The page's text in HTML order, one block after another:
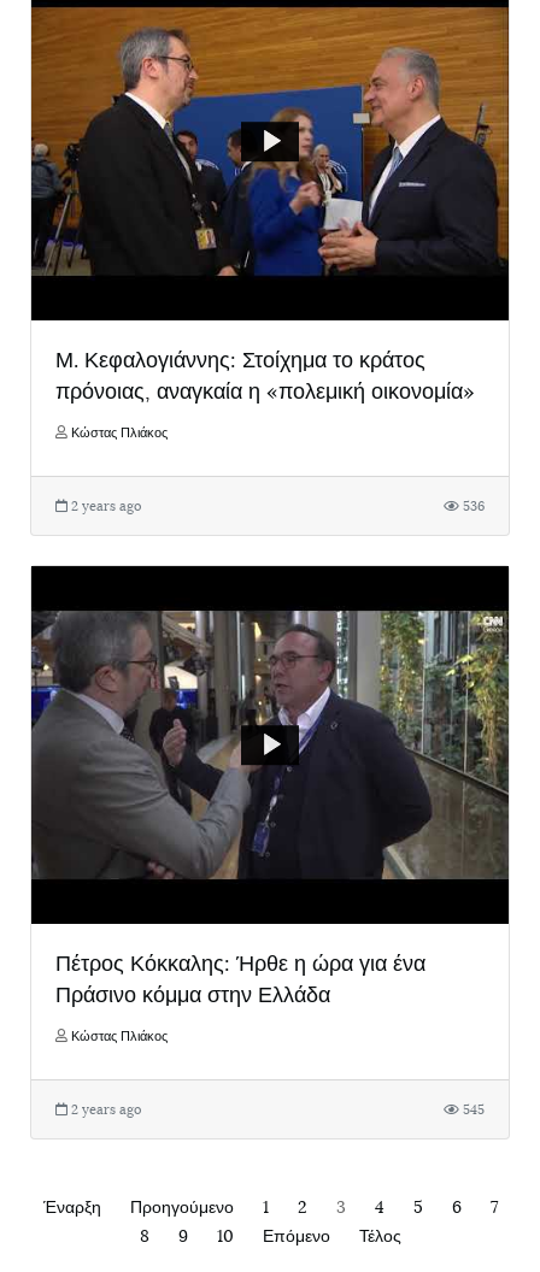
Μ. Κεφαλογιάννης: Στοίχημα το κράτος
πρόνοιας, αναγκαία η «πολεμική οικονομία»
Κώστας Πλιάκος
2 years ago 536
Πέτρος Κόκκαλης: Ήρθε η ώρα για ένα
Πράσινο κόμμα στην Ελλάδα
Κώστας Πλιάκος
2 years ago 545
Έναρξη Προηγούμενο 1 2 3 4 5 6
7
8
9 10 Επόμενο Τέλος